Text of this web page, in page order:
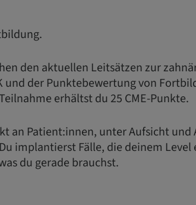
den aktuellen Leitsätzen zur
und der Punktebewertung von
erhältst du 25 CME-Punkte.
an Patient:innen, unter Aufsicht und
implantierst Fälle, die deinem Level
du gerade brauchst.